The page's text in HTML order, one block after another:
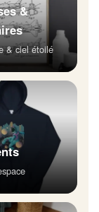
&
& ciel étoilé